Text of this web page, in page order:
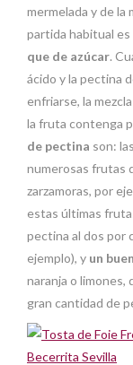
mermelada y de
partida habitual
que de azúcar.
ácido y la pectina
enfriarse, la
la fruta contenga
de pectina son:
numerosas frutas
zarzamoras, por
estas últimas
pectina al dos por
ejemplo), y un
naranja o limones,
gran cantidad de